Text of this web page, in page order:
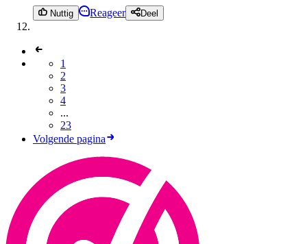
Nuttig Reageer Deel
1
2
3
4
...
23
Volgende pagina